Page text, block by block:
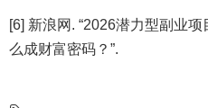
[6] 新浪网. “2026潜力型副业
么成财富密码？”.